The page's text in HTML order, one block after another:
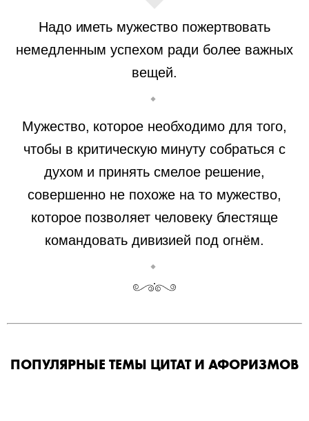
Надо иметь мужество пожертвовать
немедленным успехом ради более важных
вещей.
Мужество, которое необходимо для того,
чтобы в критическую минуту собраться с
духом и принять смелое решение,
совершенно не похоже на то мужество,
которое позволяет человеку блестяще
командовать дивизией под огнём.
ПОПУЛЯРНЫЕ ТЕМЫ ЦИТАТ И АФОРИЗМОВ